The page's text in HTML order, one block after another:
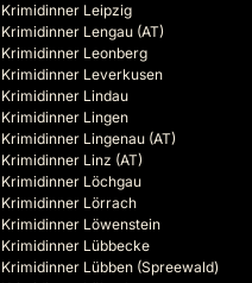
Krimidinner Leipzig
Krimidinner Lengau (AT)
Krimidinner Leonberg
Krimidinner Leverkusen
Krimidinner Lindau
Krimidinner Lingen
Krimidinner Lingenau (AT)
Krimidinner Linz (AT)
Krimidinner Löchgau
Krimidinner Lörrach
Krimidinner Löwenstein
Krimidinner Lübbecke
Krimidinner Lübben (Spreewald)